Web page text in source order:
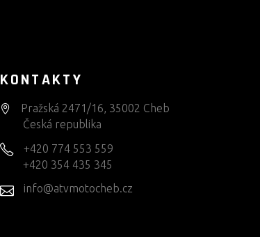
KONTAKTY
Pražská 2471/16, 35002 Cheb
Česká republika
+420 774 553 559
+420 354 435 345
info@atvmotocheb.cz